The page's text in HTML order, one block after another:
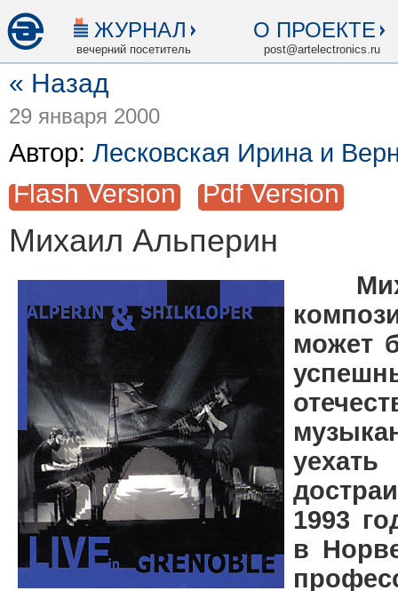
ЖУРНАЛ
вечерний посетитель
О ПРОЕКТЕ
post@artelectronics.ru
« Назад
29 января 2000
Автор: Лесковская Ирина и
Flash Version Pdf Version
Михаил Альперин
может
1993
в